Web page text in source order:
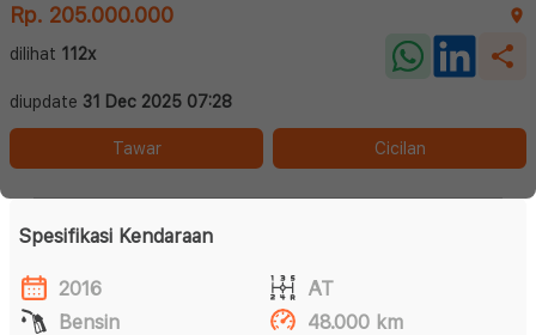
Rp. 205.000.000
dilihat 112x
diupdate 31 Dec 2025 07:28
Tawar Cicilan
Spesifikasi Kendaraan
2016
AT
Bensin
48.000 km